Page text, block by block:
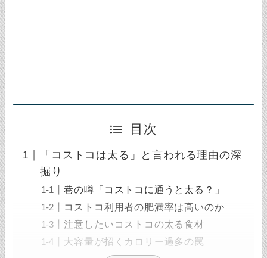
目次
「コストコは太る」と言われる理由の深
掘り
巷の噂「コストコに通うと太る？」
コストコ利用者の肥満率は高いのか
注意したいコストコの太る食材
大容量が招くカロリー過多の罠